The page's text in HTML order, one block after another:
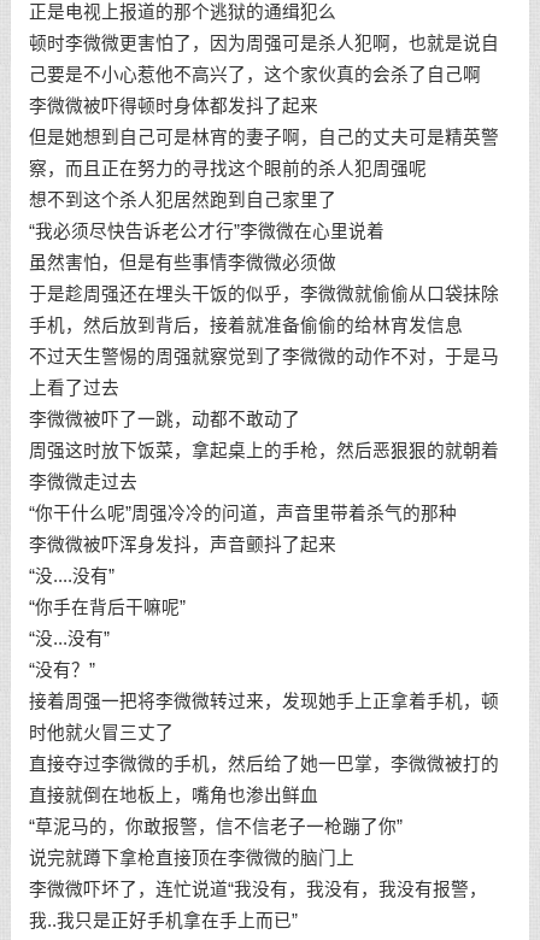
正是电视上报道的那个逃狱的通缉犯么
顿时李微微更害怕了，因为周强可是杀人犯啊，也就是说自
己要是不小心惹他不高兴了，这个家伙真的会杀了自己啊
李微微被吓得顿时身体都发抖了起来
但是她想到自己可是林宵的妻子啊，自己的丈夫可是精英警
察，而且正在努力的寻找这个眼前的杀人犯周强呢
想不到这个杀人犯居然跑到自己家里了
“我必须尽快告诉老公才行”李微微在心里说着
虽然害怕，但是有些事情李微微必须做
于是趁周强还在埋头干饭的似乎，李微微就偷偷从口袋抹除
手机，然后放到背后，接着就准备偷偷的给林宵发信息
不过天生警惕的周强就察觉到了李微微的动作不对，于是马
上看了过去
李微微被吓了一跳，动都不敢动了
周强这时放下饭菜，拿起桌上的手枪，然后恶狠狠的就朝着
李微微走过去
“你干什么呢”周强冷冷的问道，声音里带着杀气的那种
李微微被吓浑身发抖，声音颤抖了起来
“没....没有”
“你手在背后干嘛呢”
“没...没有”
“没有？”
接着周强一把将李微微转过来，发现她手上正拿着手机，顿
时他就火冒三丈了
直接夺过李微微的手机，然后给了她一巴掌，李微微被打的
直接就倒在地板上，嘴角也渗出鲜血
“草泥马的，你敢报警，信不信老子一枪蹦了你”
说完就蹲下拿枪直接顶在李微微的脑门上
李微微吓坏了，连忙说道“我没有，我没有，我没有报警，
我..我只是正好手机拿在手上而已”